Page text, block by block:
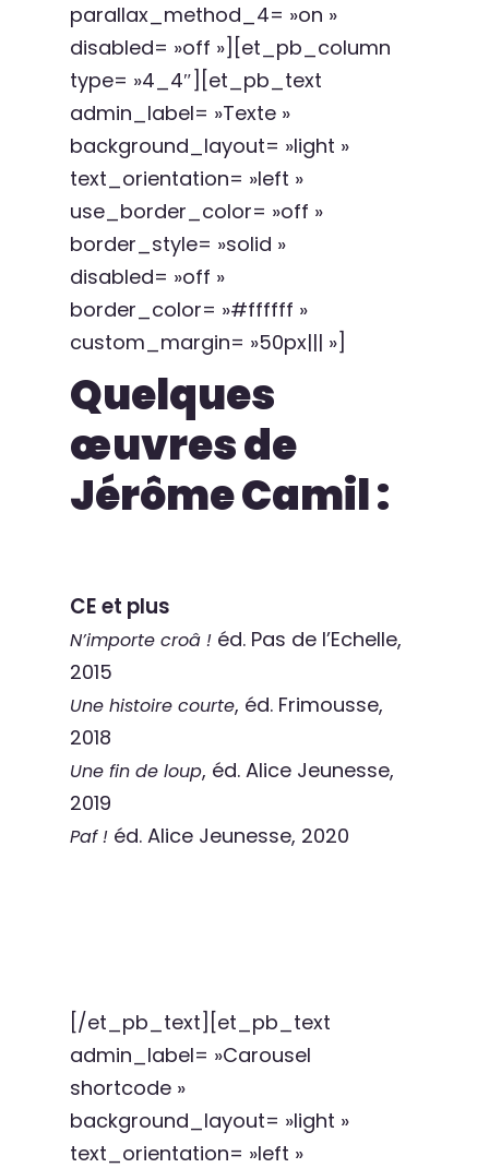
parallax_method_4= »on »
disabled= »off »][et_pb_column
type= »4_4″][et_pb_text
admin_label= »Texte »
background_layout= »light »
text_orientation= »left »
use_border_color= »off »
border_style= »solid »
disabled= »off »
border_color= »#ffffff »
custom_margin= »50px||| »]
Quelques
œuvres de
Jérôme Camil :
CE et plus
N’importe croâ ! éd. Pas de l’Echelle,
2015
Une histoire courte, éd. Frimousse,
2018
Une fin de loup, éd. Alice Jeunesse,
2019
Paf ! éd. Alice Jeunesse, 2020
[/et_pb_text][et_pb_text
admin_label= »Carousel
shortcode »
background_layout= »light »
text_orientation= »left »